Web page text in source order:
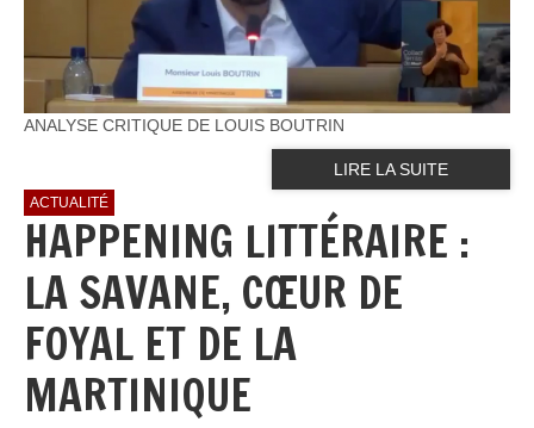
ANALYSE CRITIQUE DE LOUIS BOUTRIN
LIRE LA SUITE
ACTUALITÉ
HAPPENING LITTÉRAIRE :
LA SAVANE, CŒUR DE
FOYAL ET DE LA
MARTINIQUE